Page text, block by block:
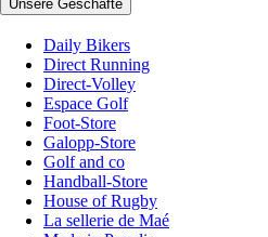
Unsere Geschäfte
Daily Bikers
Direct Running
Direct-Volley
Espace Golf
Foot-Store
Galopp-Store
Golf and co
Handball-Store
House of Rugby
La sellerie de Maé